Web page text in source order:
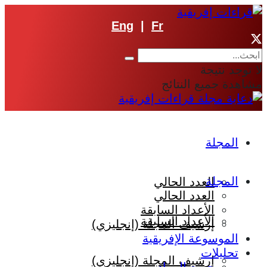
Eng Fr
لا توجد نتيجة
مشاهدة جميع النتائج
المجلة
العدد الحالي
الأعداد السابقة
إرشيف المجلة (إنجليزي)
المجلة
العدد الحالي
الأعداد السابقة
إرشيف المجلة (إنجليزي)
الموسوعة الإفريقية
تحليلات